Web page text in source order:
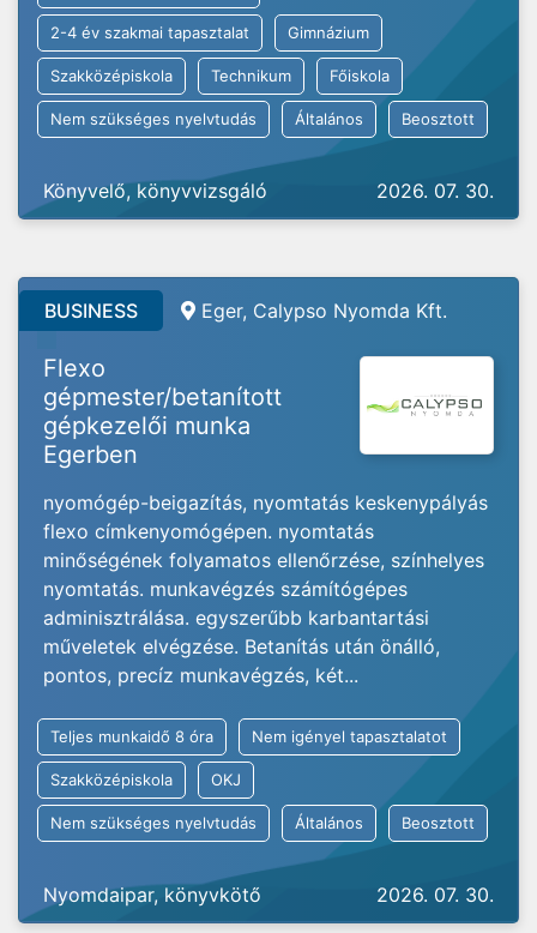
2-4 év szakmai tapasztalat Gimnázium
Szakközépiskola Technikum Főiskola
Nem szükséges nyelvtudás Általános Beosztott
Könyvelő, könyvvizsgáló 2026. 07. 30.
BUSINESS Eger, Calypso Nyomda Kft.
Flexo
gépmester/betanított
gépkezelői munka
Egerben
nyomógép-beigazítás, nyomtatás keskenypályás
flexo címkenyomógépen. nyomtatás
minőségének folyamatos ellenőrzése, színhelyes
nyomtatás. munkavégzés számítógépes
adminisztrálása. egyszerűbb karbantartási
műveletek elvégzése. Betanítás után önálló,
pontos, precíz munkavégzés, két...
Teljes munkaidő 8 óra Nem igényel tapasztalatot
Szakközépiskola OKJ
Nem szükséges nyelvtudás Általános Beosztott
Nyomdaipar, könyvkötő 2026. 07. 30.